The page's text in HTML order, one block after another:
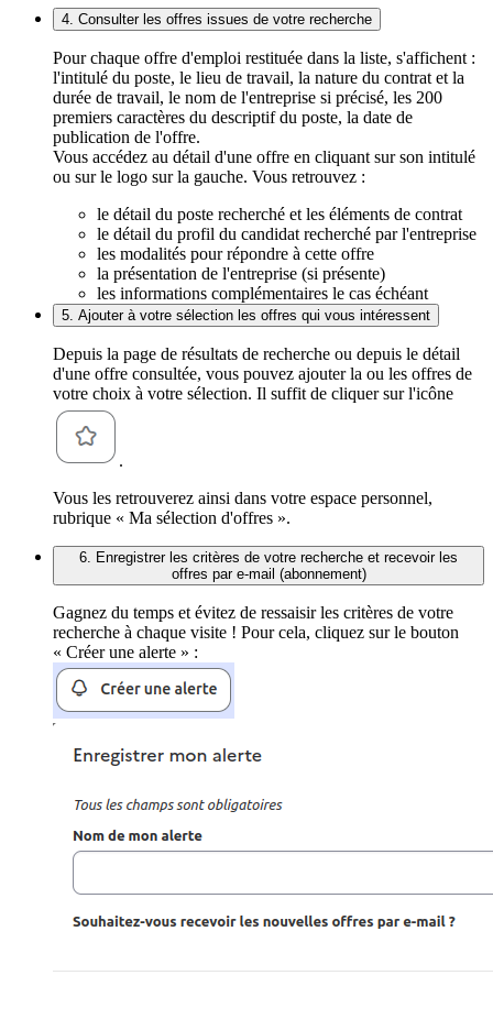
4. Consulter les offres issues de votre recherche
Pour chaque offre d'emploi restituée dans la liste, s'affichent :
l'intitulé du poste, le lieu de travail, la nature du contrat et la
durée de travail, le nom de l'entreprise si précisé, les 200
premiers caractères du descriptif du poste, la date de
publication de l'offre.
Vous accédez au détail d'une offre en cliquant sur son intitulé
ou sur le logo sur la gauche. Vous retrouvez :
le détail du poste recherché et les éléments de contrat
le détail du profil du candidat recherché par l'entreprise
les modalités pour répondre à cette offre
la présentation de l'entreprise (si présente)
les informations complémentaires le cas échéant
5. Ajouter à votre sélection les offres qui vous intéressent
Depuis la page de résultats de recherche ou depuis le détail
d'une offre consultée, vous pouvez ajouter la ou les offres de
votre choix à votre sélection. Il suffit de cliquer sur l'icône
.
Vous les retrouverez ainsi dans votre espace personnel,
rubrique « Ma sélection d'offres ».
6. Enregistrer les critères de votre recherche et recevoir les
offres par e-mail (abonnement)
Gagnez du temps et évitez de ressaisir les critères de votre
recherche à chaque visite ! Pour cela, cliquez sur le bouton
« Créer une alerte » :